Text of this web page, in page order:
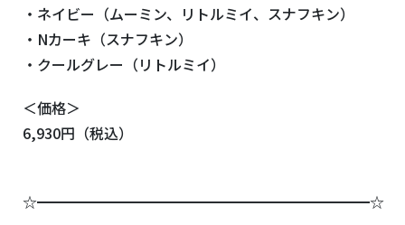
・ネイビー（ムーミン、リトルミイ、スナフキン）
・Nカーキ（スナフキン）
・クールグレー（リトルミイ）
＜価格＞
6,930円（税込）
☆━━━━━━━━━━━━━━━━━━━━━━━☆